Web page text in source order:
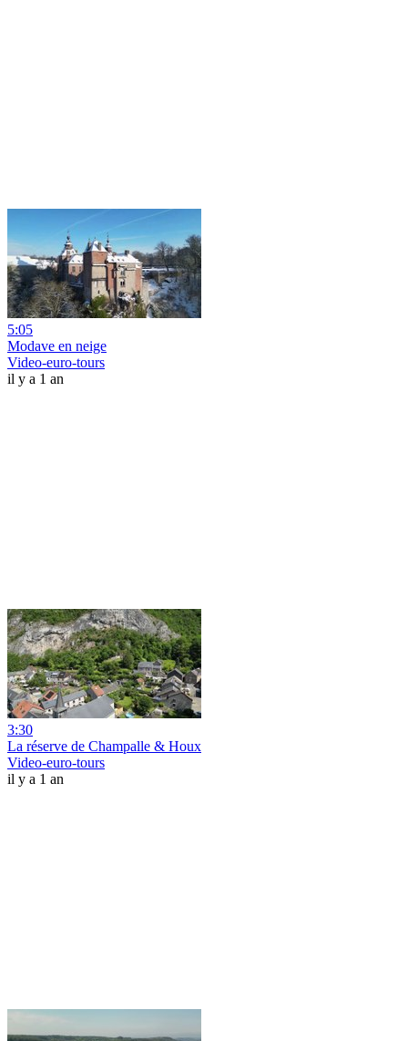
5:05
Modave en neige
Video-euro-tours
il y a 1 an
3:30
La réserve de Champalle & Houx
Video-euro-tours
il y a 1 an